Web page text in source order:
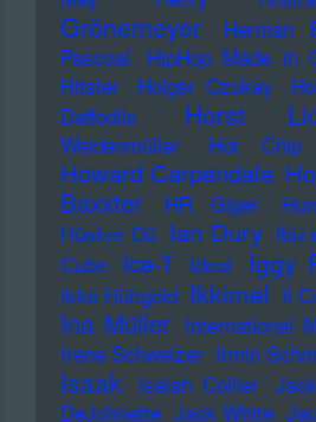
Grönemeyer
Herman
Pascoal
HipHop Made in
Hitster
Holger Czukay
Daffodils
Horst
Weidenmüller
Hot Chip
Howard Carpendale
Baxxter
HR Giger
Hüsker Dü Ian Dury
Cube
Ice-T Ideal Iggy
Ikke Hüftgold Ikkimel Il
Ina Müller International
Irene Schweizer Irmin
Isaak Isaiah Collier
DeJohnette Jack White